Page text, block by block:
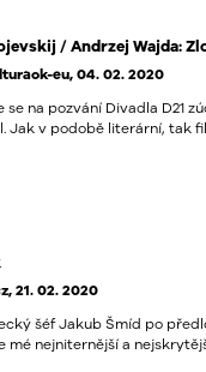
/ Andrzej Wajda:
eu, 04. 02. 2020
se na pozvání Divadla D21
v podobě literární, tak
21. 02. 2020
šéf Jakub Šmíd po
mé nejniternější a